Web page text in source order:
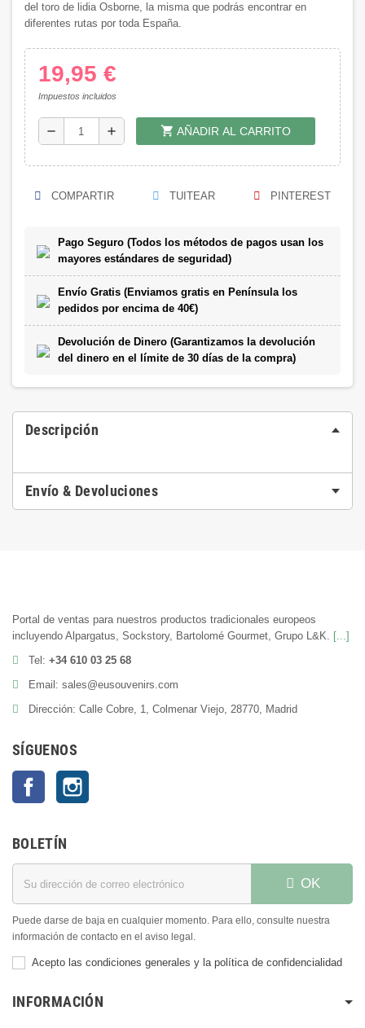
del toro de lidia Osborne, la misma que podrás encontrar en
diferentes rutas por toda España.
19,95 €
Impuestos incluidos
remove add shopping_cart AÑADIR AL CARRITO
COMPARTIR TUITEAR PINTEREST
Pago Seguro (Todos los métodos de pagos usan los
mayores estándares de seguridad)
Envío Gratis (Enviamos gratis en Península los
pedidos por encima de 40€)
Devolución de Dinero (Garantizamos la devolución
del dinero en el límite de 30 días de la compra)
Descripción
Envío & Devoluciones
Portal de ventas para nuestros productos tradicionales europeos
incluyendo Alpargatus, Sockstory, Bartolomé Gourmet, Grupo L&K. [...]
Tel: +34 610 03 25 68
Email: sales@eusouvenirs.com
Dirección: Calle Cobre, 1, Colmenar Viejo, 28770, Madrid
SÍGUENOS
Facebook
BOLETÍN
OK
Puede darse de baja en cualquier momento. Para ello, consulte nuestra
información de contacto en el aviso legal.
Acepto las condiciones generales y la política de confidencialidad
INFORMACIÓN